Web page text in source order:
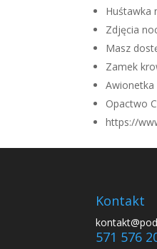
Huśtawka
Zdjęcia
Masz
Zamek
Awionetka
Opactwo
https://
Kontakt
571 576